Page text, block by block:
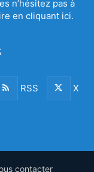
n’hésitez pas à
en cliquant ici.
RSS X
contacter